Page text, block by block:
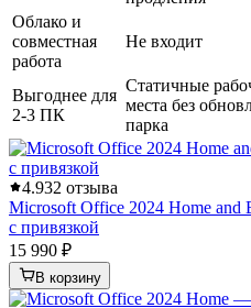
Облако и
совместная
работа
Не входит
Выгоднее для
2-3 ПК
Статичные
места без
парка
4.932 отзыва
Microsoft Office 2024 Home
с привязкой
15 990 ₽
В корзину